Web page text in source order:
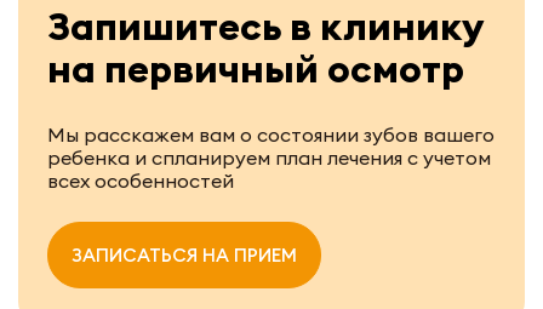
Запишитесь в клинику
на первичный осмотр
Мы расскажем вам о состоянии зубов вашего
ребенка и спланируем план лечения с учетом
всех особенностей
ЗАПИСАТЬСЯ НА ПРИЕМ